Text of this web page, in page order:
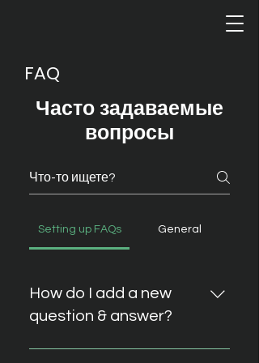
FAQ
Часто задаваемые
вопросы
Setting up FAQs General
How do I add a new
question & answer?
To add a new FAQ follow these